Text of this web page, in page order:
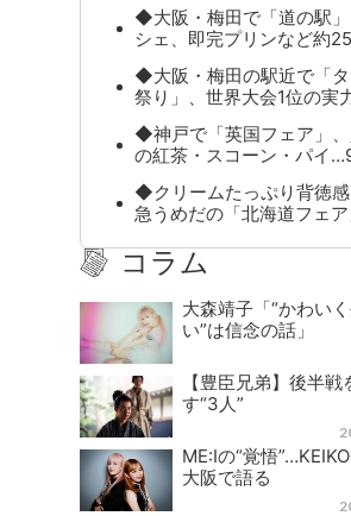
◆大阪・梅田で「道の駅
シェ、即完プリンなど約
◆大阪・梅田の駅近で「タ
祭り」、世界大会1位の実
◆神戸で「英国フェア」
の紅茶・スコーン・パイ
◆クリームたっぷり背徳
急うめだの「北海道フェ
コラム
大森靖子「“かわい
い”は信念の話」
【豊臣兄弟】後半戦
す“3人”
ME:Iの“覚悟
大阪で語る